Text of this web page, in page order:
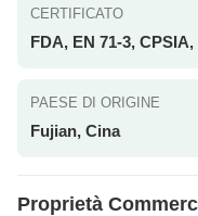
CERTIFICATO
FDA, EN 71-3,
PAESE DI ORIGINE
Fujian, Cina
Proprietà